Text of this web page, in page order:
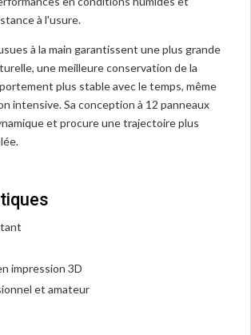
à l'usure.
à la main garantissent une plus grande
une meilleure conservation de la
plus stable avec le temps, même
intensive. Sa conception à 12 panneaux
et procure une trajectoire plus
impression 3D
et amateur